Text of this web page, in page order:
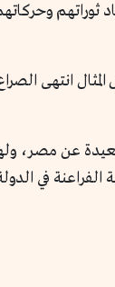
ثوراتهم
انتهى
عن مصر،
في